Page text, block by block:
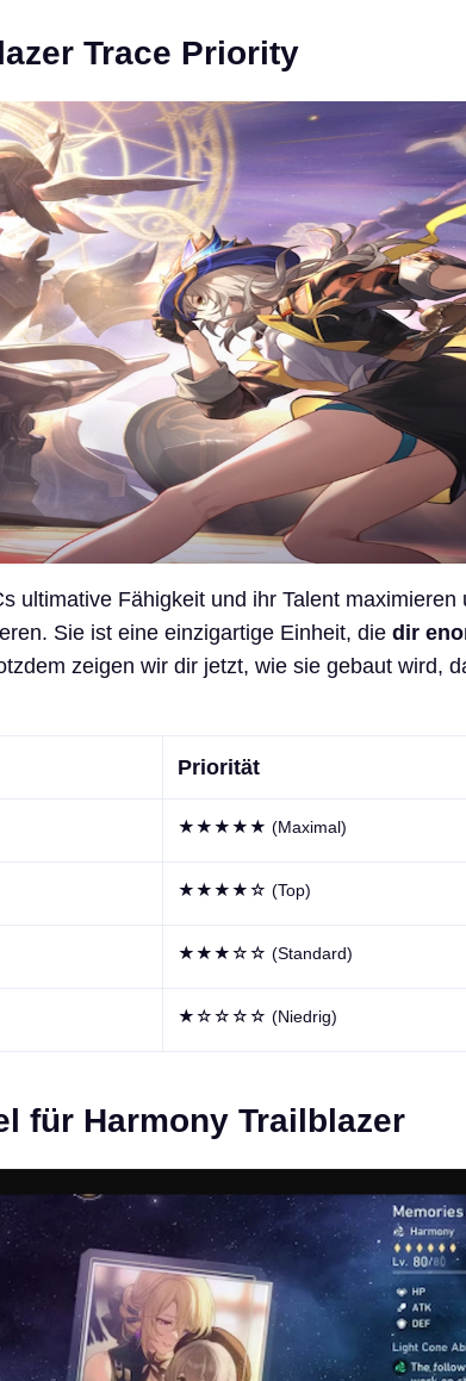
Trace Priority
ultimative Fähigkeit und ihr Talent maximieren
Sie ist eine einzigartige Einheit, die dir
zeigen wir dir jetzt, wie sie gebaut wird,
Priorität
★★★★★ (Maximal)
★★★★☆ (Top)
★★★☆☆ (Standard)
★☆☆☆☆ (Niedrig)
für Harmony Trailblazer